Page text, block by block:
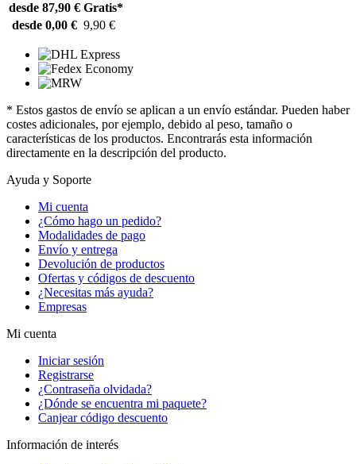
desde 87,90 € Gratis*
desde 0,00 € 9,90 €
* Estos gastos de envío se aplican a un envío estándar. Pueden haber
costes adicionales, por ejemplo, debido al peso, tamaño o
características de los productos. Encontrarás esta información
directamente en la descripción del producto.
Ayuda y Soporte
Mi cuenta
¿Cómo hago un pedido?
Modalidades de pago
Envío y entrega
Devolución de productos
Ofertas y códigos de descuento
¿Necesitas más ayuda?
Empresas
Mi cuenta
Iniciar sesión
Registrarse
¿Contraseña olvidada?
¿Dónde se encuentra mi paquete?
Canjear código descuento
Información de interés